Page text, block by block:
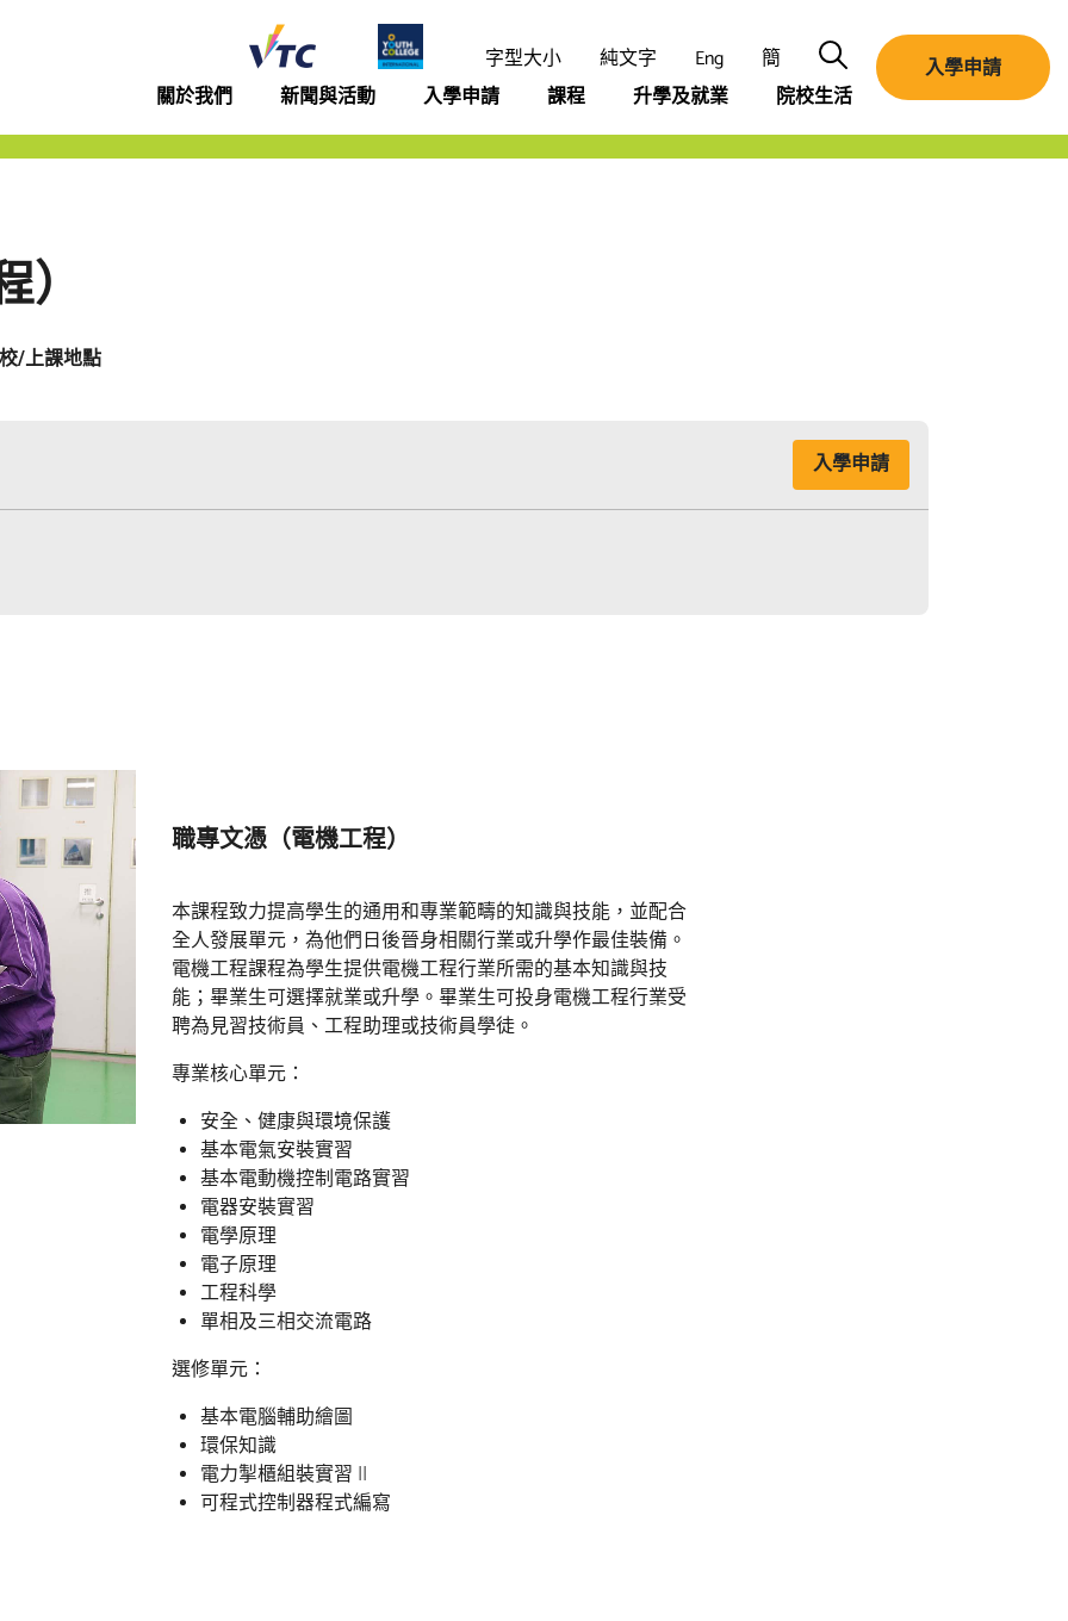
字型大小 純文字 Eng 簡
搜尋
關於我們
新聞與活動 入學申請 課程 升學及就業 院校生活
入學申請
/上課地點
入學申請
職專文憑（電機工程）
本課程致力提高學生的通用和專業範疇的知識與技能，並配合
全人發展單元，為他們日後晉身相關行業或升學作最佳裝備。
電機工程課程為學生提供電機工程行業所需的基本知識與技
能；畢業生可選擇就業或升學。畢業生可投身電機工程行業受
聘為見習技術員、工程助理或技術員學徒。
專業核心單元：
安全、健康與環境保護
基本電氣安裝實習
基本電動機控制電路實習
電器安裝實習
電學原理
電子原理
工程科學
單相及三相交流電路
選修單元：
基本電腦輔助繪圖
環保知識
電力掣櫃組裝實習 II
可程式控制器程式編寫